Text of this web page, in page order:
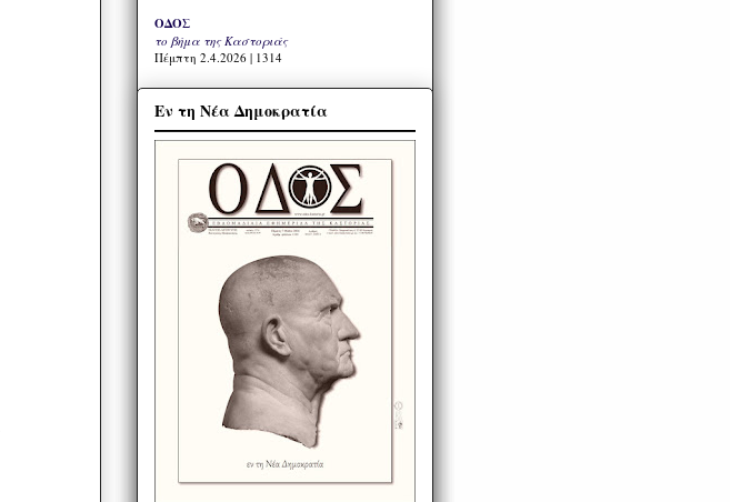
ΟΔΟΣ
το βήμα της Καστοριάς
Πέμπτη 2.4.2026 | 1314
Εν τη Νέα Δημοκρατία